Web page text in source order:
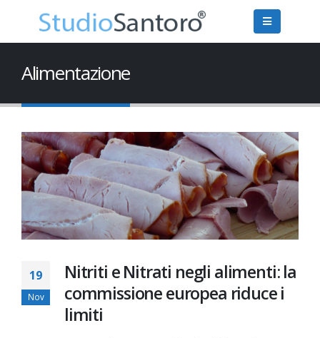
Alimentazione
19
Nov
Nitriti e Nitrati negli alimenti: la
commissione europea riduce i
limiti